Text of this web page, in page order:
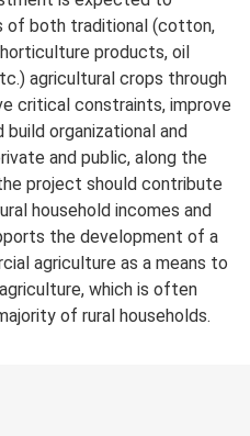
of both traditional (cotton,
products, oil
agricultural crops through
critical constraints, improve
organizational and
and public, along the
project should contribute
household incomes and
the development of a
agriculture as a means to
which is often
of rural households.